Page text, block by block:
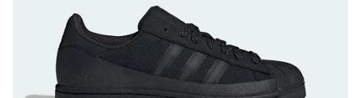
防水鞋推薦 10. PUMA Voyage NITRO™ 4
GORE-TEX：氮氣中底注入，回彈與防滑兼具的
全天候越野跑鞋